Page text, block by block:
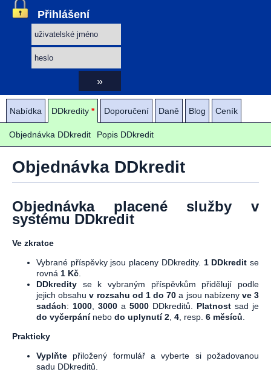
Přihlášení
Nabídka DDkredity * Doporučení Daně Blog Ceník
Objednávka DDkredit Popis DDkredit
Objednávka DDkredit
Objednávka placené služby v
systému DDkredit
Ve zkratce
Vybrané příspěvky jsou placeny DDkredity. 1 DDkreditse
rovná 1 Kč
DDkredity se k vybraným příspěvkům přidělují podle
jejich obsahuv rozsahu od 1 do 70 a jsou nabízeny ve 3
sadách: 1000 3000 a 5000 DDkreditů. Platnost sad je
do vyčerpánínebo do uplynutí 2 4 , resp. 6 měsíců
Prakticky
Vyplňte přiložený formulář a vyberte si požadovanou
sadu DDkreditů.